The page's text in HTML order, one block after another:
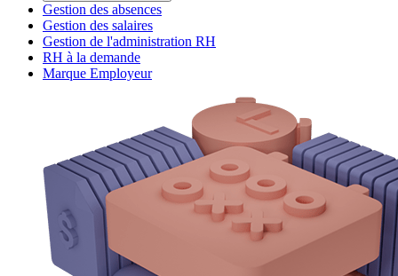
Gestion des absences
Gestion des salaires
Gestion de l'administration RH
RH à la demande
Marque Employeur